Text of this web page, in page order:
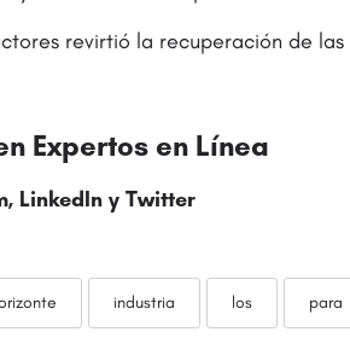
revirtió la recuperación de
Expertos en Línea
, LinkedIn y Twitter
industria los para